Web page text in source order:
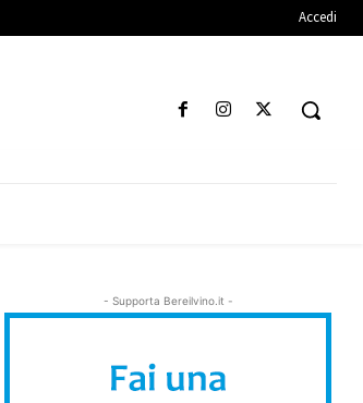
Accedi
- Supporta Bereilvino.it -